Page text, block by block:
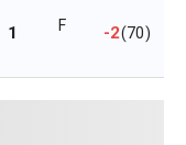
1 F -2(70)